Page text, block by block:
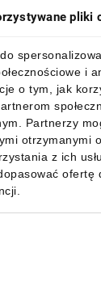
pliki
i
o tym, jak
Partnerzy
otrzymanymi
z ich
ofertę
aplikację